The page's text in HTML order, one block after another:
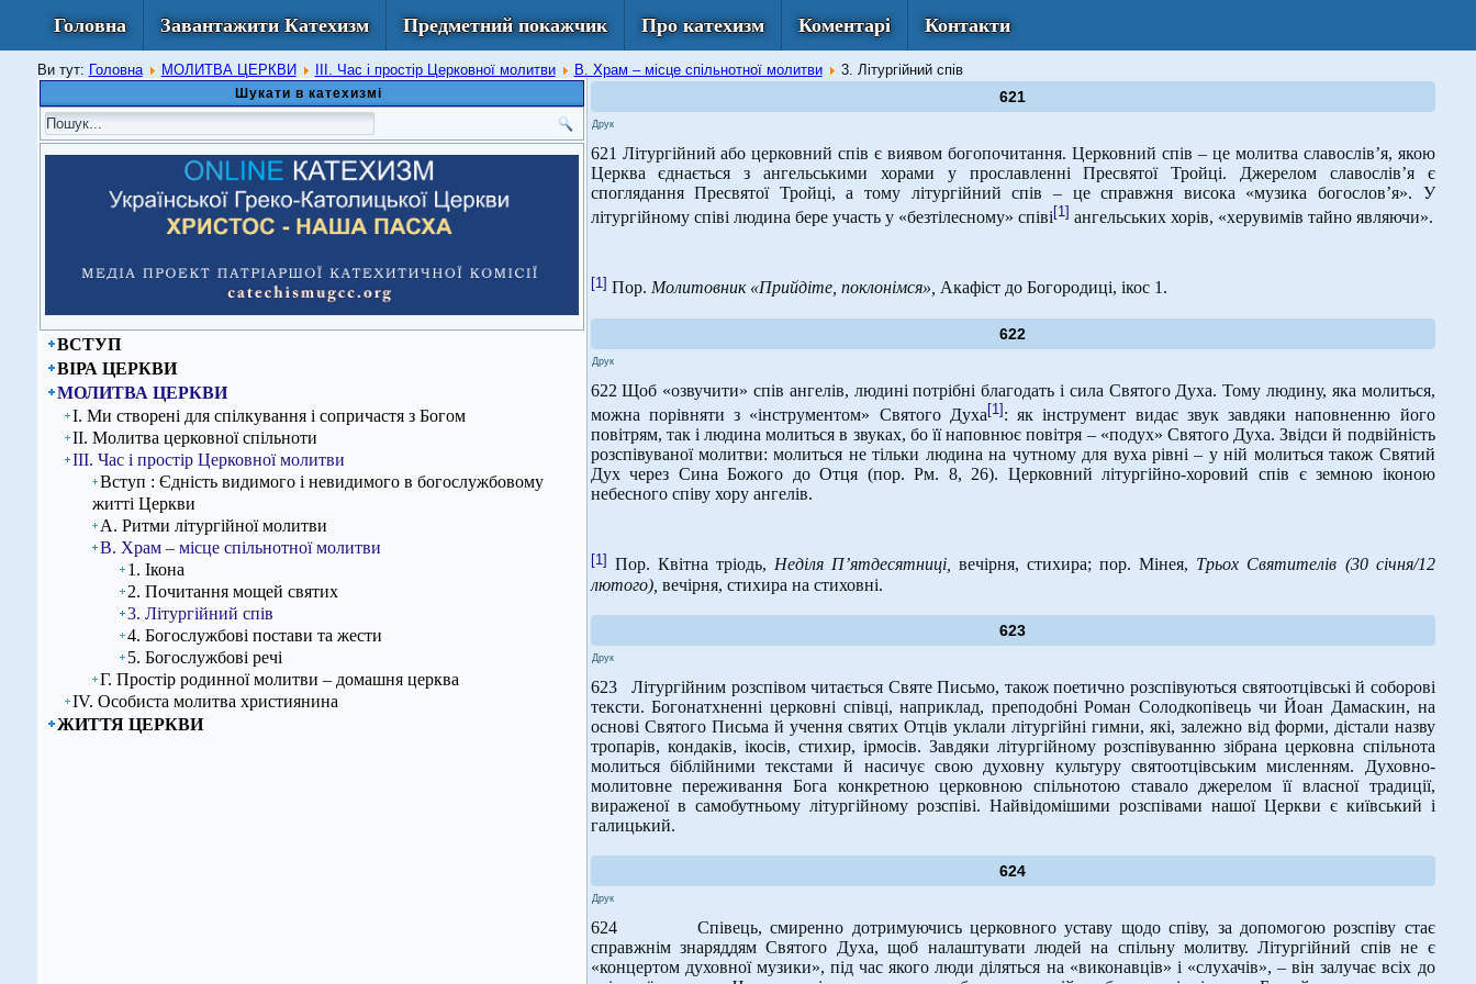
Головна Завантажити Катехизм Предметний покажчик Про катехизм Коментарі Контакти
Ви тут: Головна МОЛИТВА ЦЕРКВИ ІІІ. Час і простір Церковної молитви В. Храм – місце спільнотної молитви 3. Літургійний спів
Шукати в катехизмі
ВСТУП
ВІРА ЦЕРКВИ
МОЛИТВА ЦЕРКВИ
І. Ми створені для спілкування і сопричастя з Богом
ІІ. Молитва церковної спільноти
ІІІ. Час і простір Церковної молитви
Вступ : Єдність видимого і невидимого в богослужбовому
житті Церкви
А. Ритми літургійної молитви
В. Храм – місце спільнотної молитви
1. Ікона
2. Почитання мощей святих
3. Літургійний спів
4. Богослужбові постави та жести
5. Богослужбові речі
Г. Простір родинної молитви – домашня церква
ІV. Особиста молитва християнина
ЖИТТЯ ЦЕРКВИ
621
Друк
621 Літургійний або церковний спів є виявом богопочитання. Церковний спів – це молитва славослів’я, якою
Церква єднається з ангельськими хорами у прославленні Пресвятої Тройці. Джерелом славослів’я є
споглядання Пресвятої Тройці, а тому літургійний спів – це справжня висока «музика богослов’я». У
літургійному співі людина бере участь у «безтілесному» співі [1] ангельських хорів, «херувимів тайно являючи».
[1] Пор. Молитовник «Прийдіте, поклонімся», Акафіст до Богородиці, ікос 1.
622
Друк
622 Щоб «озвучити» спів ангелів, людині потрібні благодать і сила Святого Духа. Тому людину, яка молиться,
можна порівняти з «інструментом» Святого Духа [1] : як інструмент видає звук завдяки наповненню його
повітрям, так і людина молиться в звуках, бо її наповнює повітря – «подух» Святого Духа. Звідси й подвійність
розспівуваної молитви: молиться не тільки людина на чутному для вуха рівні – у ній молиться також Святий
Дух через Сина Божого до Отця (пор. Рм. 8, 26). Церковний літургійно-хоровий спів є земною іконою
небесного співу хору ангелів.
[1] Пор. Квітна тріодь, Неділя П’ятдесятниці,вечірня, стихира; пор. Мінея, Трьох Святителів (30 січня/12
лютого), вечірня, стихира на стиховні.
623
Друк
623 Літургійним розспівом читається Святе Письмо, також поетично розспівуються святоотцівські й соборові
тексти. Богонатхненні церковні співці, наприклад, преподобні Роман Солодкопівець чи Йоан Дамаскин, на
основі Святого Письма й учення святих Отців уклали літургійні гимни, які, залежно від форми, дістали назву
тропарів, кондаків, ікосів, стихир, ірмосів. Завдяки літургійному розспівуванню зібрана церковна спільнота
молиться біблійними текстами й насичує свою духовну культуру святоотцівським мисленням. Духовно-
молитовне переживання Бога конкретною церковною спільнотою ставало джерелом її власної традиції,
вираженої в самобутньому літургійному розспіві. Найвідомішими розспівами нашої Церкви є київський і
галицький.
624
Друк
624 Співець, смиренно дотримуючись церковного уставу щодо співу, за допомогою розспіву стає
справжнім знаряддям Святого Духа, щоб налаштувати людей на спільну молитву. Літургійний спів не є
«концертом духовної музики», під час якого люди діляться на «виконавців» і «слухачів», – він залучає всіх до